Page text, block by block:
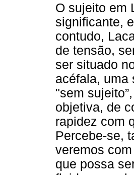
O sujeito em
significante,
contudo,
de tensão,
ser situado
acéfala, uma
"sem
objetiva, de
rapidez com
Percebe-se,
veremos
que possa